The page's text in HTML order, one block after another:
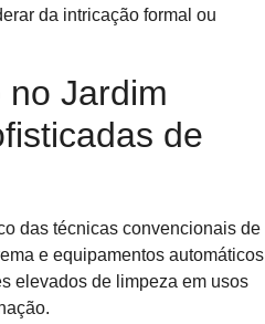
da intricação formal ou
Jardim
de
das técnicas convencionais de
e equipamentos automáticos
elevados de limpeza em usos